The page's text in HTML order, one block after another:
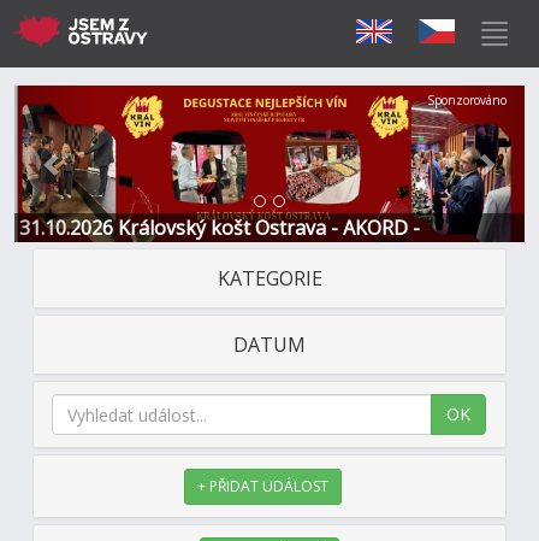
31.10.2026 Královský košt Ostrava - AKORD -
Restaurace a Hotel
Předchozí Další
Sponzorováno
KATEGORIE
DATUM
OK
+ PŘIDAT UDÁLOST